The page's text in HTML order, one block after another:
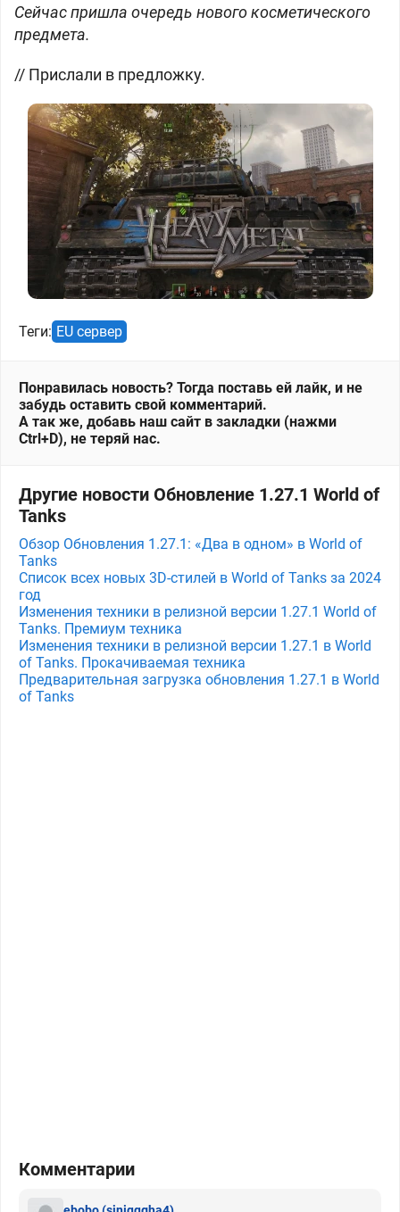
Сейчас пришла очередь нового косметического
предмета.
// Прислали в предложку.
Теги: EU сервер
Понравилась новость? Тогда поставь ей лайк, и не
забудь оставить свой комментарий.
А так же, добавь наш сайт в закладки (нажми
Ctrl+D), не теряй нас.
Другие новости Обновление 1.27.1 World of
Tanks
Обзор Обновления 1.27.1: «Два в одном» в World of
Tanks
Список всех новых 3D-стилей в World of Tanks за 2024
год
Изменения техники в релизной версии 1.27.1 World of
Tanks. Премиум техника
Изменения техники в релизной версии 1.27.1 в World
of Tanks. Прокачиваемая техника
Предварительная загрузка обновления 1.27.1 в World
of Tanks
Комментарии